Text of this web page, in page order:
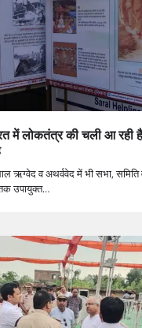
में लोकतंत्र की चली आ रही
ऋग्वेद व अथर्ववेद में भी सभा,
उपायुक्त…